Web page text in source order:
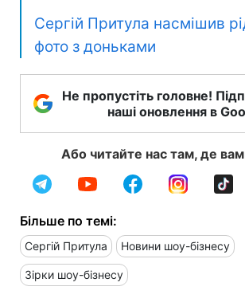
Сергій Притула насмішив
фото з доньками
Не пропустіть головне!
наші оновлення в
Або читайте нас там, де
Більше по темі:
Сергій Притула Новини шоу-бізнесу
Зірки шоу-бізнесу